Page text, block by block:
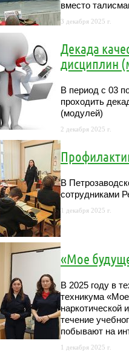
вместо
3 декабря 2025 г.
Декада
дисциплин
В период с 03
проходить
(модулей)
2 декабря 2025 г.
В
сотрудниками
1 декабря 2025 г.
«Мое
В 2025 году в
техникума
течение
побывают на
1 декабря 2025 г.